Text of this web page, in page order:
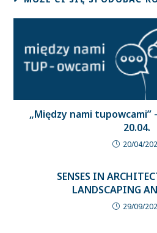
„Między nami
20.04.
20/04/
SENSES IN
LANDSCAPING
29/09/